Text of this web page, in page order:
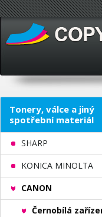
Tonery, válce a jiný
spotřební materiál
SHARP
KONICA MINOLTA
CANON
Černobílá